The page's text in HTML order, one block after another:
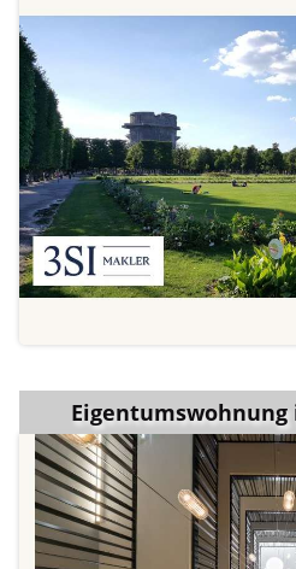
Eigentumswohnung